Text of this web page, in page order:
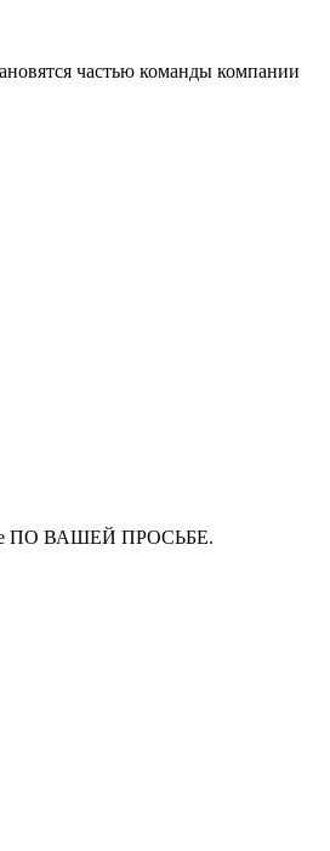
частью команды компании
ПО ВАШЕЙ ПРОСЬБЕ.